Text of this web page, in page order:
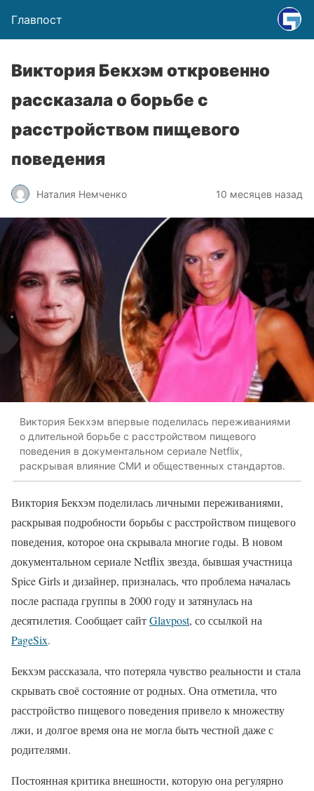
Главпост
Виктория Бекхэм откровенно
рассказала о борьбе с
расстройством пищевого
поведения
Наталия Немченко 10 месяцев назад
Виктория Бекхэм впервые поделилась переживаниями
о длительной борьбе с расстройством пищевого
поведения в документальном сериале Netflix,
раскрывая влияние СМИ и общественных стандартов.
Виктория Бекхэм поделилась личными переживаниями,
раскрывая подробности борьбы с расстройством пищевого
поведения, которое она скрывала многие годы. В новом
документальном сериале Netflix звезда, бывшая участница
Spice Girls и дизайнер, призналась, что проблема началась
после распада группы в 2000 году и затянулась на
десятилетия. Сообщает сайтGlavpost, со ссылкой на
PageSix.
Бекхэм рассказала, что потеряла чувство реальности и стала
скрывать своё состояние от родных. Она отметила, что
расстройство пищевого поведения привело к множеству
лжи, и долгое время она не могла быть честной даже с
родителями.
Постоянная критика внешности, которую она регулярно